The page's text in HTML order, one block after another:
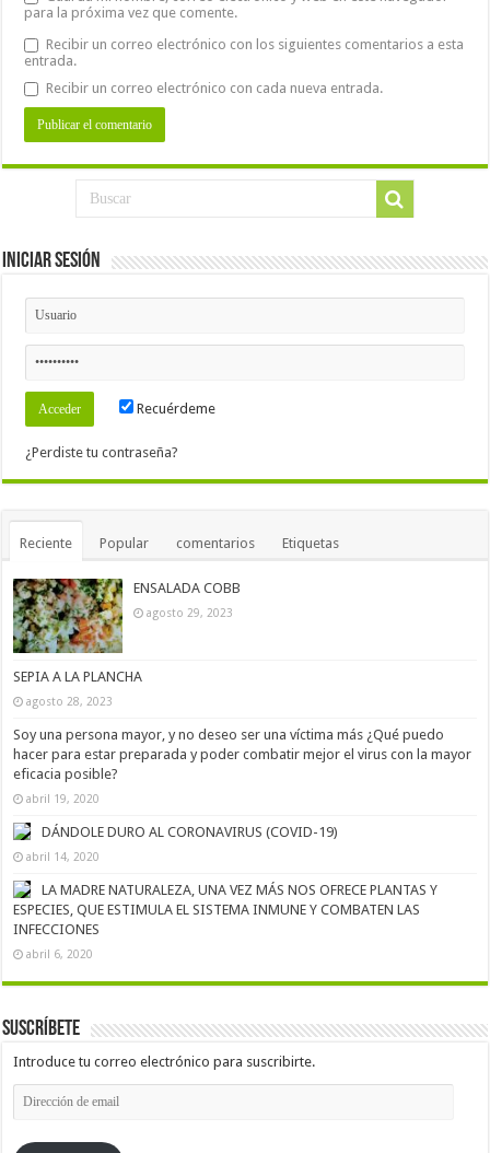
para la próxima vez que comente.
Recibir un correo electrónico con los siguientes comentarios a esta
entrada.
Recibir un correo electrónico con cada nueva entrada.
Iniciar Sesión
Recuérdeme
¿Perdiste tu contraseña?
Reciente Popular comentarios Etiquetas
ENSALADA COBB
agosto 29, 2023
SEPIA A LA PLANCHA
agosto 28, 2023
Soy una persona mayor, y no deseo ser una víctima más ¿Qué puedo
hacer para estar preparada y poder combatir mejor el virus con la mayor
eficacia posible?
abril 19, 2020
DÁNDOLE DURO AL CORONAVIRUS (COVID-19)
abril 14, 2020
LA MADRE NATURALEZA, UNA VEZ MÁS NOS OFRECE PLANTAS Y
ESPECIES, QUE ESTIMULA EL SISTEMA INMUNE Y COMBATEN LAS
INFECCIONES
abril 6, 2020
Suscríbete
Introduce tu correo electrónico para suscribirte.
Dirección
de